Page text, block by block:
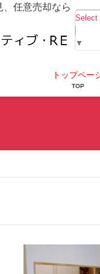
任意売却なら
Select
▼
トップペー
TOP